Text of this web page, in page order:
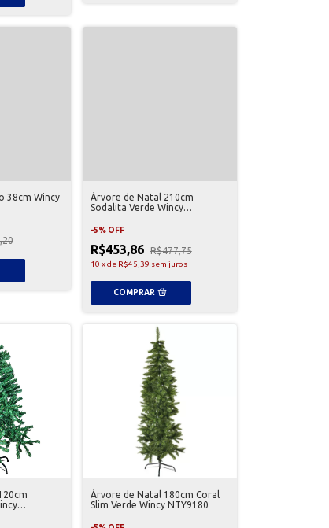
38cm Wincy
Árvore de Natal 210cm
Sodalita Verde Wincy
-5% OFF
R$453,86 R$477,75
10 xde R$45,39 sem juros
Árvore de Natal 180cm Coral
Slim Verde Wincy NTY9180